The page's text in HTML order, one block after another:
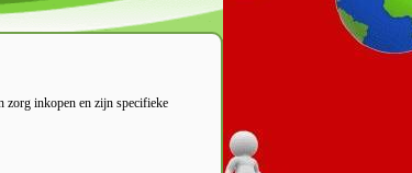
zorg inkopen en zijn specifieke